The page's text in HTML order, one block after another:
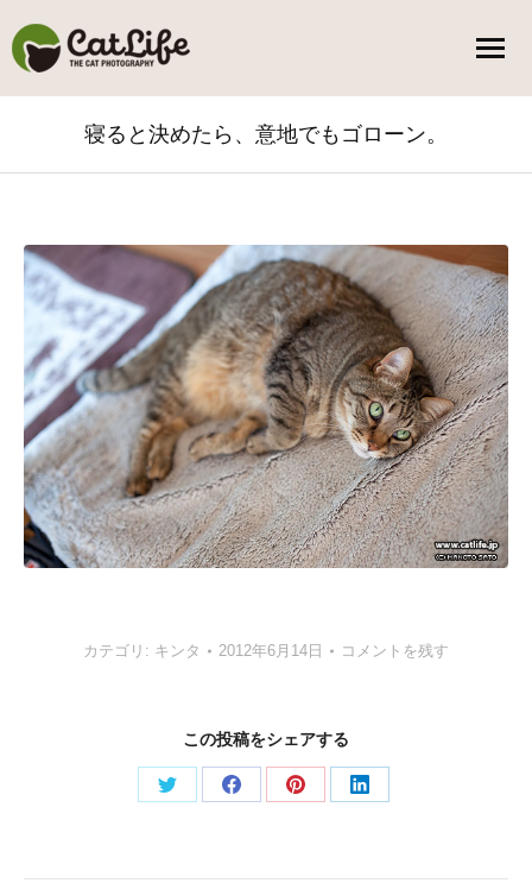
寝ると決めたら、意地でもゴローン。
カテゴリ: キンタ 2012年6月14日 コメントを残す
この投稿をシェアする
Share
Share
Share
Share